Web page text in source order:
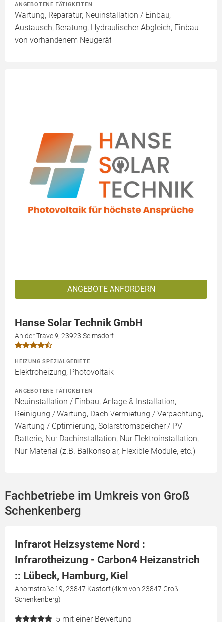
ANGEBOTENE TÄTIGKEITEN
Wartung, Reparatur, Neuinstallation / Einbau,
Austausch, Beratung, Hydraulischer Abgleich, Einbau
von vorhandenem Neugerät
ANGEBOTE ANFORDERN
Hanse Solar Technik GmbH
An der Trave 9, 23923 Selmsdorf
HEIZUNG SPEZIALGEBIETE
Elektroheizung, Photovoltaik
ANGEBOTENE TÄTIGKEITEN
Neuinstallation / Einbau, Anlage & Installation,
Reinigung / Wartung, Dach Vermietung / Verpachtung,
Wartung / Optimierung, Solarstromspeicher / PV
Batterie, Nur Dachinstallation, Nur Elektroinstallation,
Nur Material (z.B. Balkonsolar, Flexible Module, etc.)
Fachbetriebe im Umkreis von Groß
Schenkenberg
Infrarot Heizsysteme Nord :
Infrarotheizung - Carbon4 Heizanstrich
:: Lübeck, Hamburg, Kiel
Ahornstraße 19, 23847 Kastorf (4km von 23847 Groß
Schenkenberg)
5 mit einer Bewertung